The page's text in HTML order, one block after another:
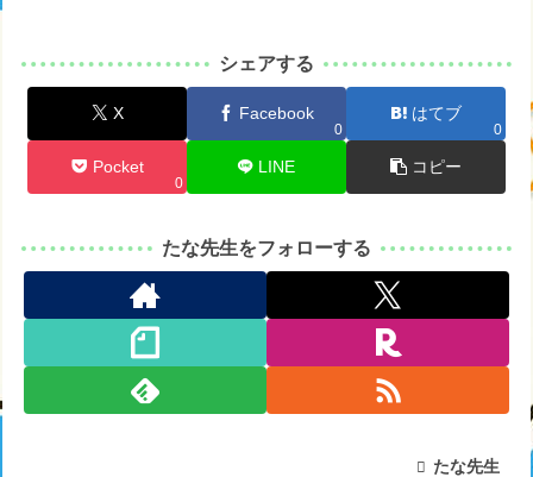
シェアする
X Facebook
0
はてブ
0
Pocket
0
LINE コピー
たな先生をフォローする
たな先生